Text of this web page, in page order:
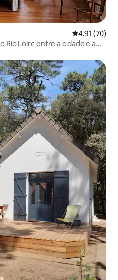
4,91 de uma
4,91 (70)
Rio Loire entre a cidade e a